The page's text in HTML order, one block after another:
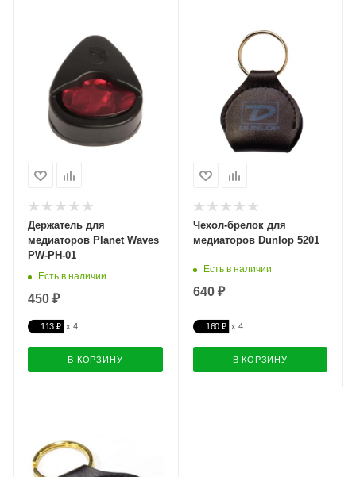
Держатель для
медиаторов Planet Waves
PW-PH-01
Есть в наличии
450 ₽
113 ₽
В КОРЗИНУ
Чехол-брелок для
медиаторов Dunlop 5201
Есть в наличии
640 ₽
160 ₽
В КОРЗИНУ